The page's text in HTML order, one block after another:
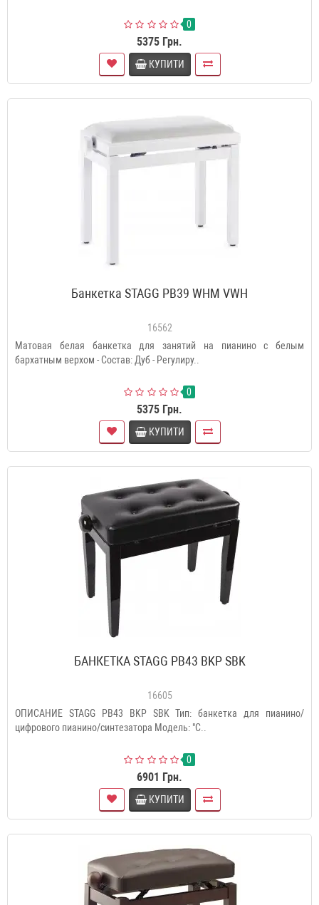
0
5375 Грн.
КУПИТИ
Банкетка STAGG PB39 WHM VWH
16562
Матовая белая банкетка для занятий на пианино с белым
бархатным верхом - Состав: Дуб - Регулиру..
0
5375 Грн.
КУПИТИ
БАНКЕТКА STAGG PB43 BKP SBK
16605
ОПИСАНИЕ STAGG PB43 BKP SBK Тип: банкетка для пианино/
цифрового пианино/cинтезатора Модель: "C..
0
6901 Грн.
КУПИТИ